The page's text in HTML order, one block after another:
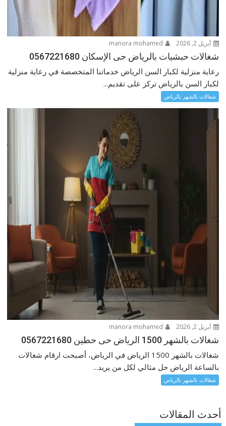
أبريل 2, 2026
شغالات حبشيات بالرياض حى الإسكان 0567221680
رعاية منزلية لكبار السن الرياض خدماتنا المتخصصة في رعاية منزلية
لكبار السن بالرياض تركز على تقديم...
شغالات بالشهر بالرياض
أبريل 2, 2026
شغالات بالشهر 1500 الرياض حى حطين 0567221680
شغالات بالشهر 1500 الرياض في الرياض، أصبحت ارقام شغالات
بالساعة الرياض حل مثالي لكل من يريد...
شغالات بالشهر بالرياض
أحدث المقالات